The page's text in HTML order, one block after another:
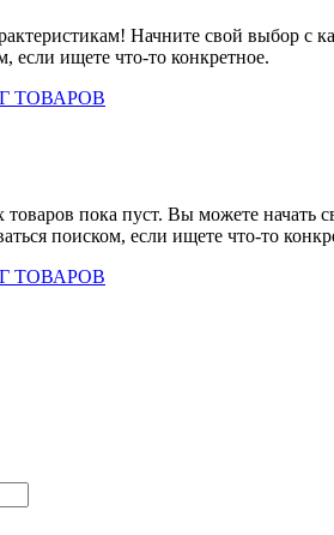
Socket-2066
Socket-775
Socket-fm2
Socket-am4
Socket- intel s1151
Socket- intel s2066
Socket- intel s1700
Начните свой выбор с
если ищете что-то конкретное.
ТОВАРОВ
пока пуст. Вы можете начать
поиском, если ищете что-то
ТОВАРОВ